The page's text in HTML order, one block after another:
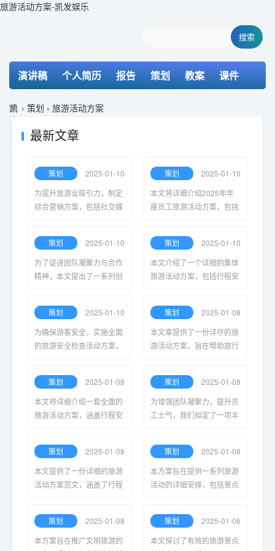
旅游活动方案-凯发娱乐
搜索
演讲稿 个人简历 报告 策划 教案
课件
检讨书
主持词
凯
发
› 策划 › 旅游活动方案
最新文章
策划
2025-01-10
为提升旅游业吸引力，制定
综合营销方案，包括社交媒
在增强用户体验并扩大市场
覆盖。
策划
2025-01-10
本文将详细介绍2025年年
度员工旅游活动方案，包括
项，以期增强团队凝聚力和
员工满意度。
策划
2025-01-10
为了促进团队凝聚力与合作
精神，本文提出了一系列创
然探险等，旨在提升团队的
整体活力与效率。
策划
2025-01-10
本文介绍了一个详细的集体
旅游活动方案，包括行程安
队成员享受愉快而难忘的旅
行体验。
策划
2025-01-10
为确保游客安全，实施全面
的旅游安全检查活动方案，
升旅游体验和保障公众安
全。
策划
2025-01-08
本文章提供了一份详尽的旅
游活动方案，旨在帮助旅行
择，确保旅行愉快顺利。
策划
2025-01-08
本文将详细介绍一套全面的
旅游活动方案，涵盖行程安
验和丰富的游玩选择。
策划
2025-01-08
为增强团队凝聚力，提升员
工士气，我们拟定了一项丰
化交流，让员工在放松心情
的同时，增进相互了解与合
作。
策划
2025-01-08
本文提供了一份详细的旅游
活动方案范文，涵盖了行程
优化旅行计划，提升旅行体
验。
策划
2025-01-08
本方案旨在提供一系列旅游
活动的详细安排，包括景点
在旅行中获得最佳体验。
策划
2025-01-08
本方案旨在推广文明旅游的
策划
2025-01-06
本文探讨了有效的旅游景点